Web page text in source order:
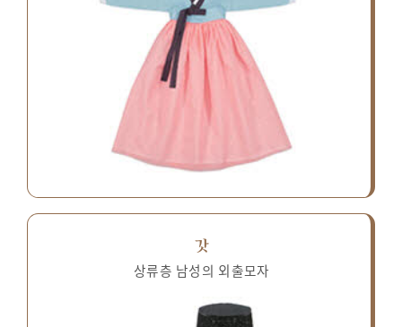
갓
상류층 남성의 외출모자